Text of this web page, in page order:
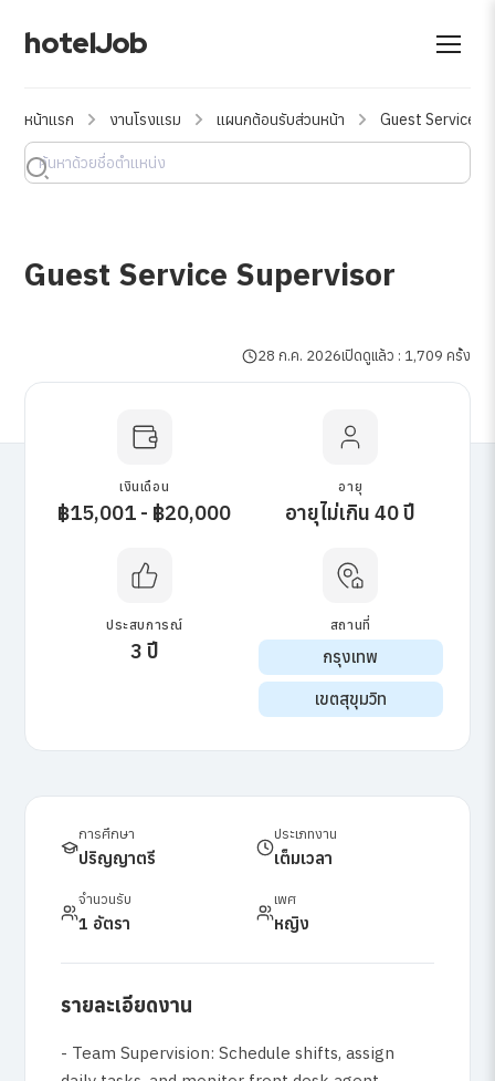
hotelJob
หน้าแรก งานโรงแรม แผนกต้อนรับส่วนหน้า Guest Service
Guest Service Supervisor
28 ก.ค. 2026เปิดดูแล้ว : 1,709 ครั้ง
เงินเดือน
฿15,001 - ฿20,000
อายุ
อายุไม่เกิน 40 ปี
ประสบการณ์
3 ปี
สถานที่
กรุงเทพ
เขตสุขุมวิท
การศึกษา
ปริญญาตรี
ประเภทงาน
เต็มเวลา
จำนวนรับ
1 อัตรา
เพศ
หญิง
รายละเอียดงาน
- Team Supervision: Schedule shifts, assign